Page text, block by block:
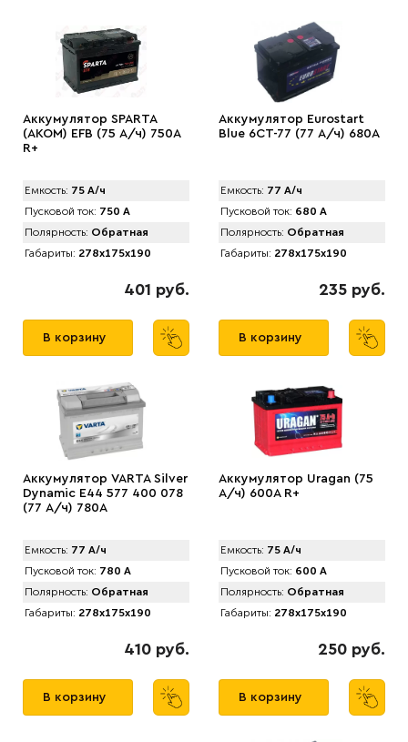
Аккумулятор SPARTA
(АKOM) EFB (75 А/ч) 750A
R+
Емкость: 75 А/ч
Пусковой ток: 750 А
Полярность: Обратная
Габариты: 278x175x190
401 руб.
В корзину
Аккумулятор Eurostart
Blue 6CT-77 (77 А/ч) 680А
Емкость: 77 А/ч
Пусковой ток: 680 А
Полярность: Обратная
Габариты: 278x175x190
235 руб.
В корзину
Аккумулятор VARTA Silver
Dynamic E44 577 400 078
(77 А/ч) 780А
Емкость: 77 А/ч
Пусковой ток: 780 А
Полярность: Обратная
Габариты: 278x175x190
410 руб.
В корзину
Аккумулятор Uragan (75
А/ч) 600A R+
Емкость: 75 А/ч
Пусковой ток: 600 А
Полярность: Обратная
Габариты: 278x175x190
250 руб.
В корзину